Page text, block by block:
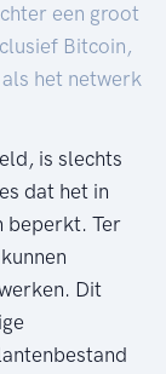
een groot
Bitcoin,
het netwerk
is slechts
dat het in
beperkt. Ter
Dit